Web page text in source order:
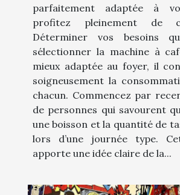
parfaitement adaptée à
profitez pleinement de
Déterminer vos besoins
sélectionner la machine à
mieux adaptée au foyer, il
soigneusement la
chacun. Commencez par
de personnes qui savourent
une boisson et la quantité de
lors d’une journée type.
apporte une idée claire de la...